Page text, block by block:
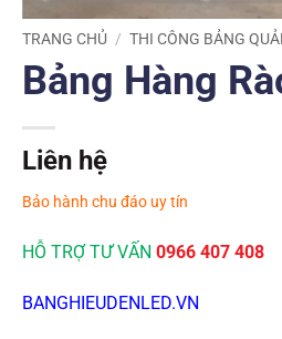
TRANG CHỦ / THI CÔNG BẢNG
Bảng Hàng
Liên hệ
Bảo hành chu đáo uy tín
HỖ TRỢ TƯ VẤN 0966 407 408
BANGHIEUDENLED.VN